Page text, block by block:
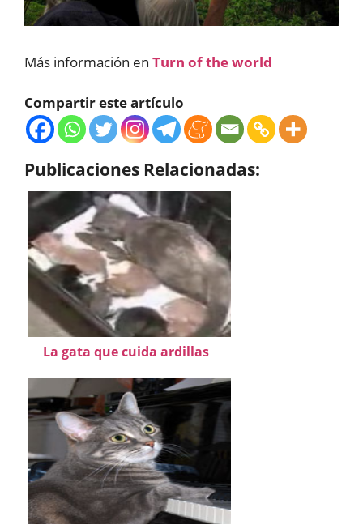
Más información en Turn of the world
Compartir este artículo
Publicaciones Relacionadas:
La gata que cuida ardillas